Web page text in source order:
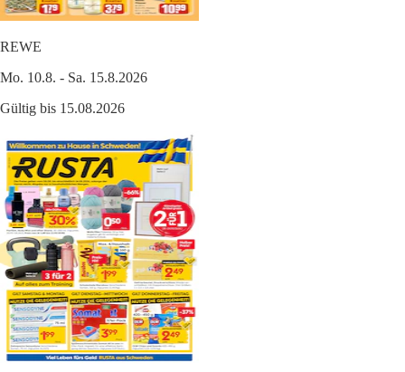
REWE
Mo. 10.8. - Sa. 15.8.2026
Gültig bis 15.08.2026